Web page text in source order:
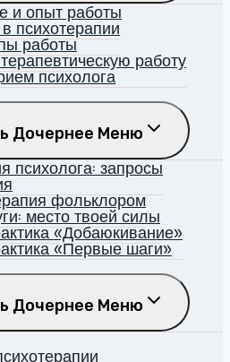
и опыт работы
психотерапии
работы
работу
психолога
Дочернее Меню
психолога: запросы
фольклором
место твоей силы
«Добаюкивание»
«Первые шаги»
Дочернее Меню